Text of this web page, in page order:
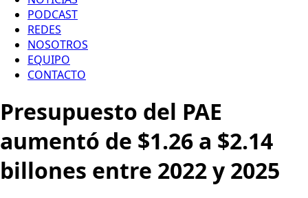
PODCAST
REDES
NOSOTROS
EQUIPO
CONTACTO
Presupuesto del PAE
aumentó de $1.26 a $2.14
billones entre 2022 y 2025